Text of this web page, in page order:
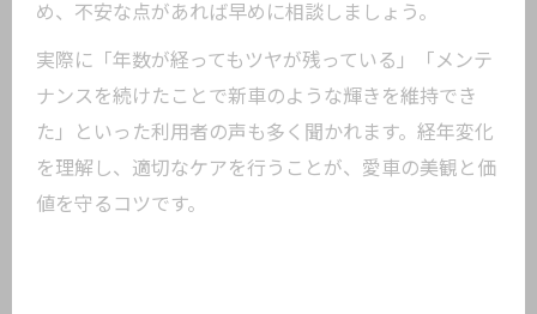
め、不安な点があれば早めに相談しましょう。
実際に「年数が経ってもツヤが残っている」「メンテ
ナンスを続けたことで新車のような輝きを維持でき
た」といった利用者の声も多く聞かれます。経年変化
を理解し、適切なケアを行うことが、愛車の美観と価
値を守るコツです。